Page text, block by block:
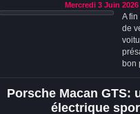
Mercredi 3 Juin 2026
A
de
bon
Porsche Macan GTS:
électrique